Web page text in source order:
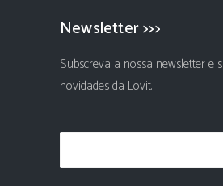
Newsletter >>>
Subscreva a nossa newsletter e
novidades da Lovit.